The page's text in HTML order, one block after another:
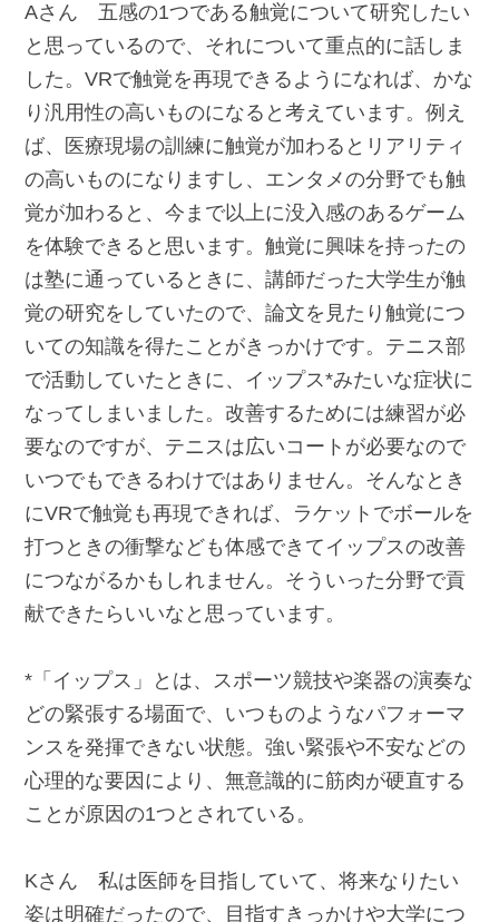
Aさん 五感の1つである触覚について研究したい
と思っているので、それについて重点的に話しま
した。VRで触覚を再現できるようになれば、かな
り汎用性の高いものになると考えています。例え
ば、医療現場の訓練に触覚が加わるとリアリティ
の高いものになりますし、エンタメの分野でも触
覚が加わると、今まで以上に没入感のあるゲーム
を体験できると思います。触覚に興味を持ったの
は塾に通っているときに、講師だった大学生が触
覚の研究をしていたので、論文を見たり触覚につ
いての知識を得たことがきっかけです。テニス部
で活動していたときに、イップス*みたいな症状に
なってしまいました。改善するためには練習が必
要なのですが、テニスは広いコートが必要なので
いつでもできるわけではありません。そんなとき
にVRで触覚も再現できれば、ラケットでボールを
打つときの衝撃なども体感できてイップスの改善
につながるかもしれません。そういった分野で貢
献できたらいいなと思っています。
*「イップス」とは、スポーツ競技や楽器の演奏な
どの緊張する場面で、いつものようなパフォーマ
ンスを発揮できない状態。強い緊張や不安などの
心理的な要因により、無意識的に筋肉が硬直する
ことが原因の1つとされている。
Kさん 私は医師を目指していて、将来なりたい
姿は明確だったので、目指すきっかけや大学につ